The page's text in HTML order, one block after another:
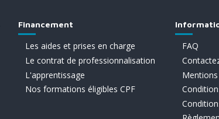
Financement
Les aides et prises en charge
Le contrat de professionnalisation
L'apprentissage
Nos formations éligibles CPF
FAQ